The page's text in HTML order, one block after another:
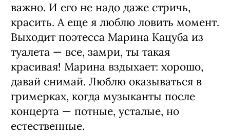
важно. И его не надо даже стричь,
красить. А еще я люблю ловить момент.
Выходит поэтесса Марина Кацуба из
туалета — все, замри, ты такая
красивая! Марина вздыхает: хорошо,
давай снимай. Люблю оказываться в
гримерках, когда музыканты после
концерта — потные, усталые, но
естественные.